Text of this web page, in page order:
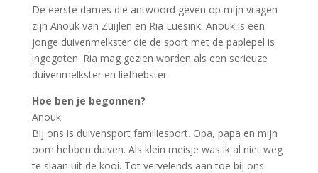
De eerste dames die antwoord geven op mijn vragen
zijn Anouk van Zuijlen en Ria Luesink. Anouk is een
jonge duivenmelkster die de sport met de paplepel is
ingegoten. Ria mag gezien worden als een serieuze
duivenmelkster en liefhebster.
Hoe ben je begonnen?
Anouk:
Bij ons is duivensport familiesport. Opa, papa en mijn
oom hebben duiven. Als klein meisje was ik al niet weg
te slaan uit de kooi. Tot vervelends aan toe bij ons